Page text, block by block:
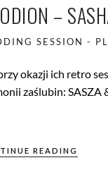
–
SESSION -
okazji ich retro
zaślubin:
READING